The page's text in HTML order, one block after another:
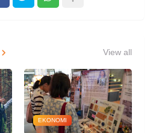
View all
EKONOMI